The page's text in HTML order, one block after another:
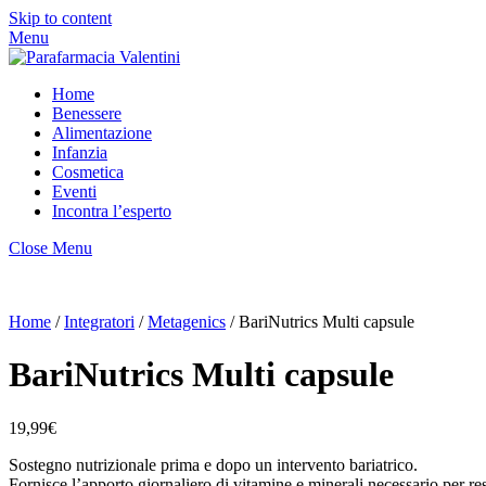
Skip to content
Menu
Home
Benessere
Alimentazione
Infanzia
Cosmetica
Eventi
Incontra l’esperto
Close Menu
Home /Integratori /Metagenics / BariNutrics Multi capsule
BariNutrics Multi capsule
19,99€
Sostegno nutrizionale prima e dopo un intervento bariatrico.